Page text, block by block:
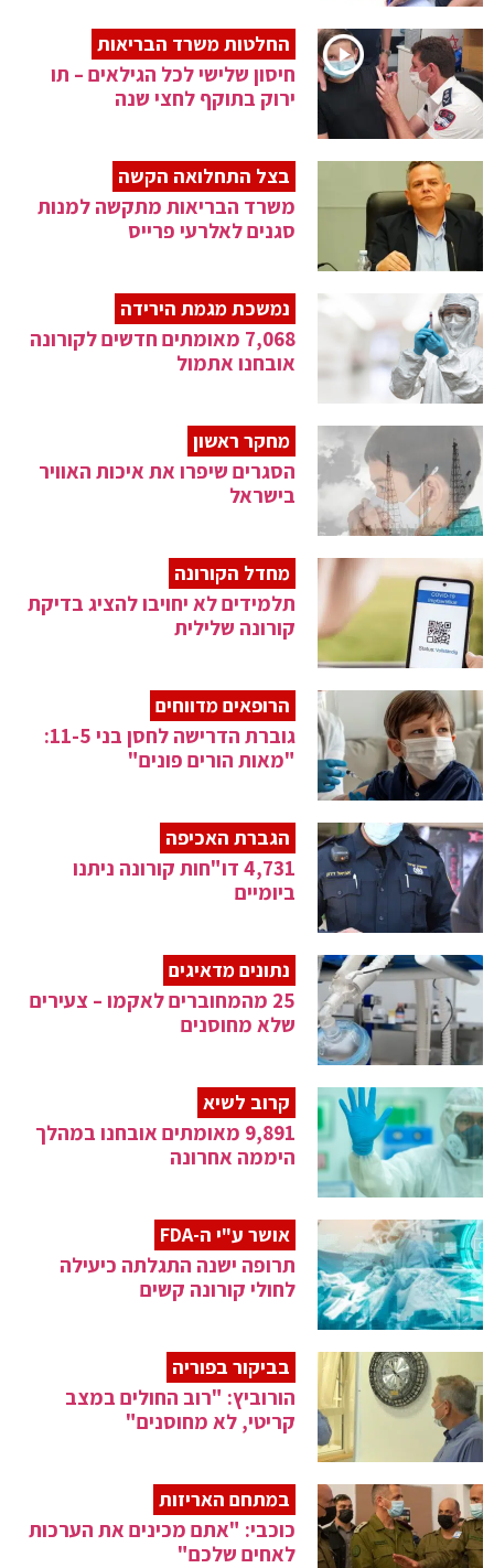
החלטות משרד הבריאות
חיסון שלישי לכל הגילאים – תו
ירוק בתוקף לחצי שנה
בצל התחלואה הקשה
משרד הבריאות מתקשה למנות
סגנים לאלרעי פרייס
נמשכת מגמת הירידה
7,068 מאומתים חדשים לקורונה
אובחנו אתמול
מחקר ראשון
הסגרים שיפרו את איכות האוויר
בישראל
מחדל הקורונה
תלמידים לא יחויבו להציג בדיקת
קורונה שלילית
הרופאים מדווחים
גוברת הדרישה לחסן בני 11-5:
"מאות הורים פונים"
הגברת האכיפה
4,731 דו"חות קורונה ניתנו
ביומיים
נתונים מדאיגים
25 מהמחוברים לאקמו – צעירים
שלא מחוסנים
קרוב לשיא
9,891 מאומתים אובחנו במהלך
היממה אחרונה
אושר ע"י ה-FDA
תרופה ישנה התגלתה כיעילה
לחולי קורונה קשים
בביקור בפוריה
הורוביץ: "רוב החולים במצב
קריטי, לא מחוסנים"
במתחם האריזות
כוכבי: "אתם מכינים את הערכות
לאחים שלכם"